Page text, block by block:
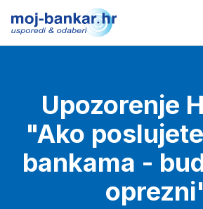
Upozorenje
"Ako
bankama -